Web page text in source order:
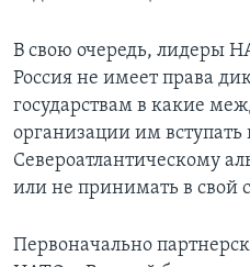
В свою очередь, лидеры
Россия не имеет права
государствам в какие
организации им вступать
Североатлантическому
или не принимать в свой
Первоначально